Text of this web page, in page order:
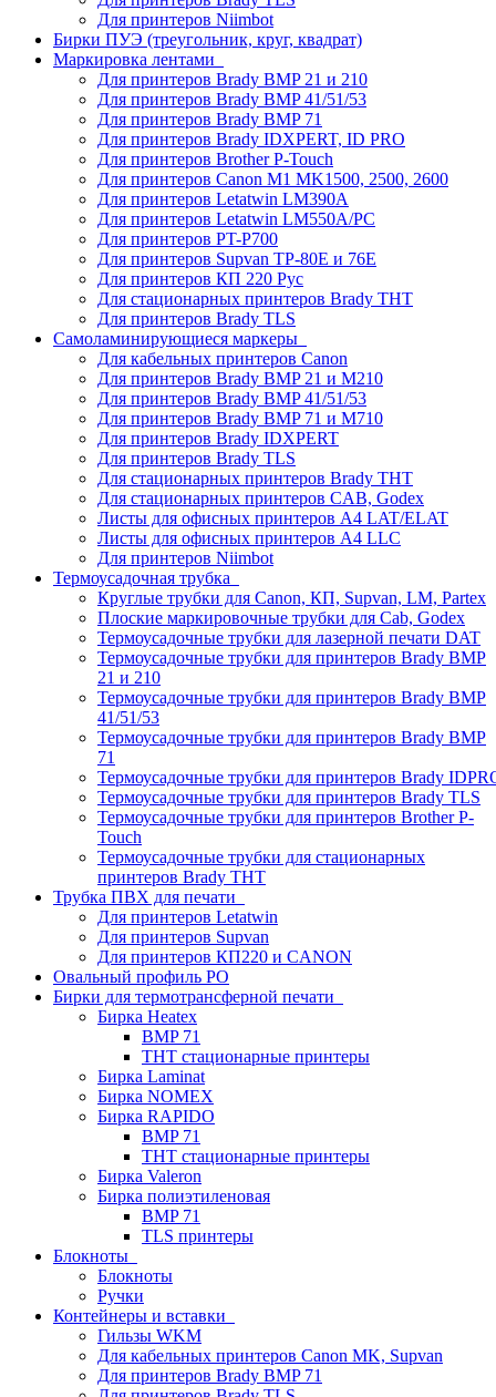
Для принтеров Niimbot
Бирки ПУЭ (треугольник, круг, квадрат)
Маркировка лентами
Для принтеров Brady BMP 21 и 210
Для принтеров Brady BMP 41/51/53
Для принтеров Brady BMP 71
Для принтеров Brady IDXPERT, ID PRO
Для принтеров Brother P-Touch
Для принтеров Canon M1 MK1500, 2500, 2600
Для принтеров Letatwin LM390A
Для принтеров Letatwin LM550A/PC
Для принтеров PT-P700
Для принтеров Supvan TP-80E и 76E
Для принтеров КП 220 Рус
Для стационарных принтеров Brady THT
Для принтеров Brady TLS
Самоламинирующиеся маркеры
Для кабельных принтеров Canon
Для принтеров Brady BMP 21 и M210
Для принтеров Brady BMP 41/51/53
Для принтеров Brady BMP 71 и M710
Для принтеров Brady IDXPERT
Для принтеров Brady TLS
Для стационарных принтеров Brady THT
Для стационарных принтеров CAB, Godex
Листы для офисных принтеров А4 LAT/ELAT
Листы для офисных принтеров А4 LLC
Для принтеров Niimbot
Термоусадочная трубка
Круглые трубки для Canon, КП, Supvan, LM, Partex
Плоские маркировочные трубки для Cab, Godex
Термоусадочные трубки для лазерной печати DAT
Термоусадочные трубки для принтеров Brady BMP
21 и 210
Термоусадочные трубки для принтеров Brady BMP
41/51/53
Термоусадочные трубки для принтеров Brady BMP
71
Термоусадочные трубки для принтеров Brady
Термоусадочные трубки для принтеров Brady TLS
Термоусадочные трубки для принтеров Brother P-
Touch
Термоусадочные трубки для стационарных
принтеров Brady THT
Трубка ПВХ для печати
Для принтеров Letatwin
Для принтеров Supvan
Для принтеров КП220 и CANON
Овальный профиль PO
Бирки для термотрансферной печати
Бирка Heatex
BMP 71
THT стационарные принтеры
Бирка Laminat
Бирка NOMEX
Бирка RAPIDO
BMP 71
THT стационарные принтеры
Бирка Valeron
Бирка полиэтиленовая
BMP 71
TLS принтеры
Блокноты
Блокноты
Ручки
Контейнеры и вставки
Гильзы WKM
Для кабельных принтеров Canon MK, Supvan
Для принтеров Brady BMP 71